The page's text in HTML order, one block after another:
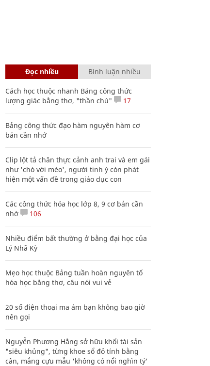
Đọc nhiều Bình luận nhiều
Cách học thuộc nhanh Bảng công thức
lượng giác bằng thơ, "thần chú"
17
Bảng công thức đạo hàm nguyên hàm cơ
bản cần nhớ
Clip lột tả chân thực cảnh anh trai và em gái
như 'chó với mèo', người tinh ý còn phát
hiện một vấn đề trong giáo dục con
Các công thức hóa học lớp 8, 9 cơ bản cần
nhớ
106
Nhiều điểm bất thường ở bằng đại học của
Lý Nhã Kỳ
Mẹo học thuộc Bảng tuần hoàn nguyên tố
hóa học bằng thơ, câu nói vui vẻ
20 số điện thoại ma ám bạn không bao giờ
nên gọi
Nguyễn Phương Hằng sở hữu khối tài sản
"siêu khủng", từng khoe sổ đỏ tính bằng
cân, mắng cựu mẫu 'không có nổi nghìn tỷ'